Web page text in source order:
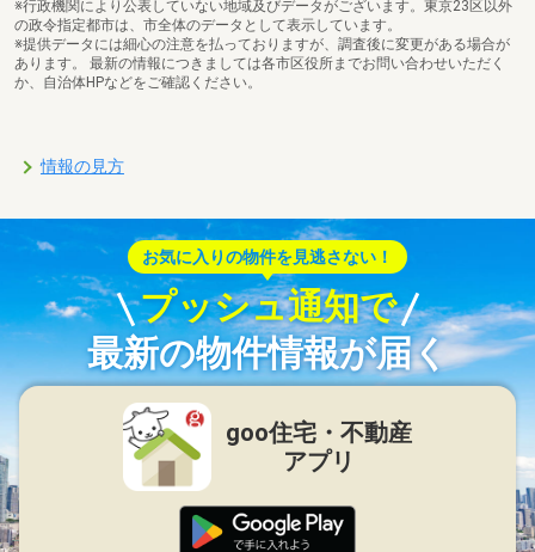
※行政機関により公表していない地域及びデータがございます。東京23区以外
の政令指定都市は、市全体のデータとして表示しています。
※提供データには細心の注意を払っておりますが、調査後に変更がある場合が
あります。 最新の情報につきましては各市区役所までお問い合わせいただく
か、自治体HPなどをご確認ください。
情報の見方
お気に入りの物件を見逃さない！
プッシュ通知で
最新の物件情報が届く
goo住宅・不動産
アプリ